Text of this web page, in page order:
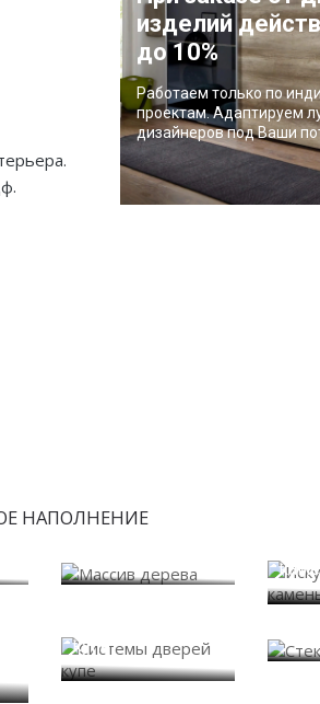
изделий
до 10%
Работаем только по
проектам. Адаптируем
дизайнеров под Ваши
НАПОЛНЕНИЕ
купе